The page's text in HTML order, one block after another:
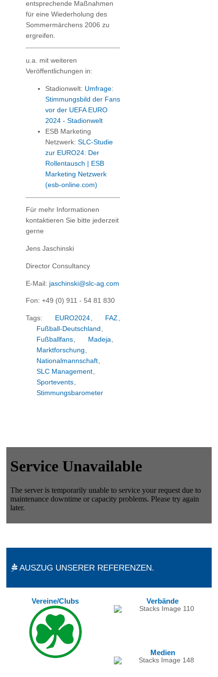
entsprechende Maßnahmen
für eine Wiederholung des
Sommermärchens 2006 zu
ergreifen.
u.a. mit weiteren
Veröffentlichungen in:
Stadionwelt: Umfrage:
Stimmungsbild der Fans
vor der UEFA EURO
2024 - Stadionwelt
ESB Marketing
Netzwerk:SLC-Studie
zur EURO24: Der
Rollentausch | ESB
Marketing Netzwerk
(esb-online.com)
Für mehr Informationen
kontaktieren Sie bitte jederzeit
gerne
Jens Jaschinski
Director Consultancy
E-Mail: jaschinski@slc-ag.com
Fon: +49 (0) 911 - 54 81 830
Tags: EURO2024, FAZ,
Fußball-Deutschland ,
Fußballfans, Madeja,
Marktforschung ,
Nationalmannschaft,
SLC Management,
Sportevents,
Stimmungsbarometer
AUSZUG UNSERER REFERENZEN.
Vereine/Clubs Verbände
Medien